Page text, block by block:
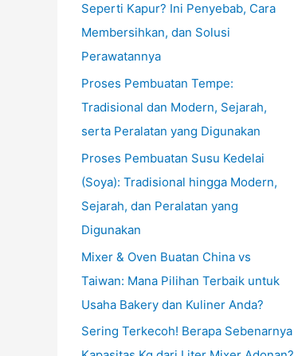
Seperti Kapur? Ini Penyebab, Cara
Membersihkan, dan Solusi
Perawatannya
Proses Pembuatan Tempe:
Tradisional dan Modern, Sejarah,
serta Peralatan yang Digunakan
Proses Pembuatan Susu Kedelai
(Soya): Tradisional hingga Modern,
Sejarah, dan Peralatan yang
Digunakan
Mixer & Oven Buatan China vs
Taiwan: Mana Pilihan Terbaik untuk
Usaha Bakery dan Kuliner Anda?
Sering Terkecoh! Berapa Sebenarnya